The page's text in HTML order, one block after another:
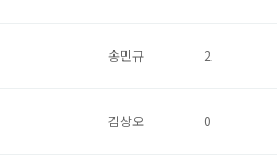
송민규 2
김상오 0